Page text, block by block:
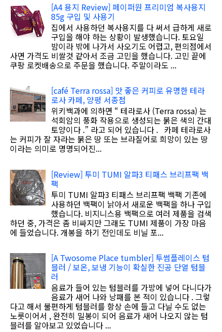
[A4 용지 Review] 페이퍼원 프리미엄 복사용지
85g 구입 및 사용기
집에서 사용하던 복사용지를 다 써서 급하게 새로
구입을 해야 하는 상황이 발생했습니다. 토요일
밤이라 밖에 나가서 사오기도 어렵고, 편의점에서
사면 가격도 비쌀것 같아서 조금 고민을 했습니다. 고민 끝에
쿠팡 로켓배송으로 주문을 했습니다. 주말이라도 ...
[café Terra rossa] 맛 좋은 커피로 유명한 테라
로사 카페, 양평 서종점
위키백과에 의하면 “ 테라로사 (Terra rossa) 는
석회암의 풍화 작용으로 생성되는 붉은 색의 간대
토양이다 .” 라고 되어 있습니다 . 카페 테라로사
는 커피가 잘 자라는 붉은 땅 또는 브라질어로 희망이 있는 땅
이라는 의미로 명명되어진...
[Review] 투미 TUMI 알파3 티패스 브리프팩 백
팩
투미 TUMI 알파3 티패스 브리프팩 백팩 기존에
사용하던 백팩이 낡아서 새로운 백팩을 하나 구입
했습니다. 비지니스용 백팩으로 여러 제품을 검색
하던 중, 가격은 좀 비싸지만 그래도 TUMI 제품이 가장 마음
에 들었습니다. 개봉을 하기 전인데도 비닐 포...
[A Twosome Place tumbler] 투썸플레이스 텀
블러 / 보온, 보냉 기능이 확실한 진공 단열 텀블
러
음료가 들어 있는 텀블러를 가방에 넣어 다니다가
음료가 새어 나와 낭패를 본 적이 있습니다 . 그렇
다고 해서 불편하게 텀블러를 항상 손에 들고 다닐 수도 없는
노릇이어서 , 완전히 밀봉이 되어 음료가 새어 나오지 않는 텀
블러를 알아보고 있었습니다 ...